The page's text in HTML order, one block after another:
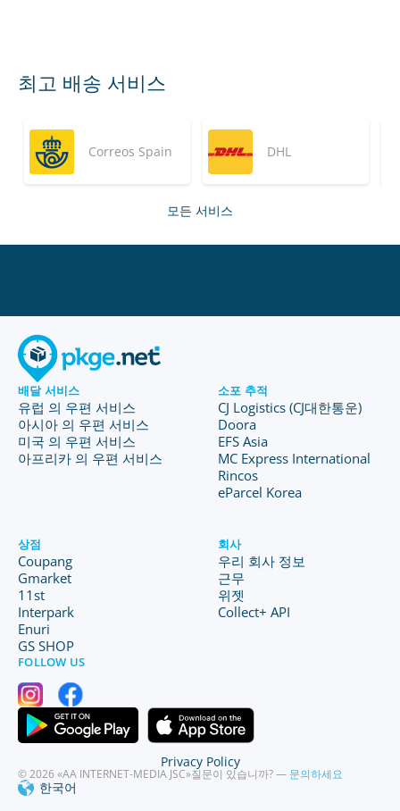
최고 배송 서비스
Correos Spain DHL
모든 서비스
배달 서비스
유럽 의 우편 서비스
아시아 의 우편 서비스
미국 의 우편 서비스
아프리카 의 우편 서비스
소포 추적
CJ Logistics (CJ대한통운)
Doora
EFS Asia
MC Express International
Rincos
eParcel Korea
상점
Coupang
Gmarket
11st
Interpark
Enuri
GS SHOP
회사
우리 회사 정보
근무
위젯
Collect+ API
FOLLOW US
© 2026 «AA INTERNET-MEDIA JSC»질문이 있습니까? — 문의하세요
한국어
Privacy Policy